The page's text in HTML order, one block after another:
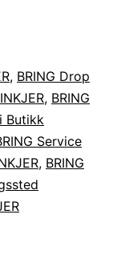
, BRING Drop
, BRING
Butikk
Service
, BRING